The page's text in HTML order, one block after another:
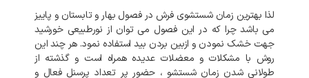
لذا بهترین زمان شستشوی فرش در فصول بهار و تابستان و پاییز
می باشد چرا که در این فصول می توان از نورطبیعی خورشید
جهت خشک نمودن و ازبین بردن بید استفاده نمود.هرچند این
روش با مشکلات و معضلات عدیده همراه است و گذشته از
طولانی شدن زمان شستشو ، حضور پر تعداد پرسنل فعال و